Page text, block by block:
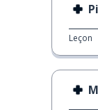
Leçon